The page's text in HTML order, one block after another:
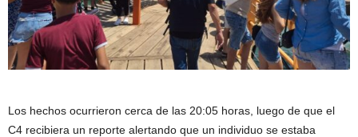
Los hechos ocurrieron cerca de las 20:05 horas, luego de que el
C4 recibiera un reporte alertando que un individuo se estaba